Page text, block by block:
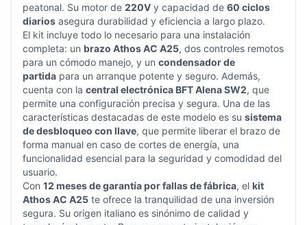
peatonal. Su motor de 220V y capacidad de 60 ciclos
diarios asegura durabilidad y eficiencia a largo plazo.
El kit incluye todo lo necesario para una instalación
completa: un brazo Athos AC A25, dos controles remotos
para un cómodo manejo, y un condensador de
partida para un arranque potente y seguro. Además,
cuenta con la central electrónica BFT Alena SW2, que
permite una configuración precisa y segura. Una de las
características destacadas de este modelo es su sistema
de desbloqueo con llave, que permite liberar el brazo de
forma manual en caso de cortes de energía, una
funcionalidad esencial para la seguridad y comodidad del
usuario.
Con 12 meses de garantía por fallas de fábrica, el kit
Athos AC A25 te ofrece la tranquilidad de una inversión
segura. Su origen italiano es sinónimo de calidad y